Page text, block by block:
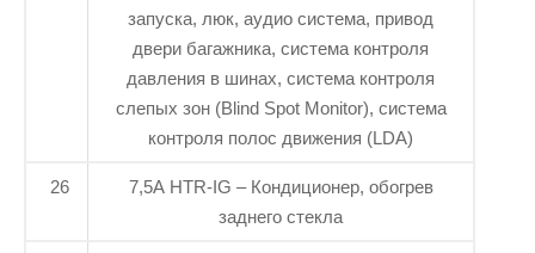
запуска, люк, аудио система, привод
двери багажника, система контроля
давления в шинах, система контроля
слепых зон (Blind Spot Monitor), система
контроля полос движения (LDA)
26
7,5A HTR-IG – Кондиционер, обогрев
заднего стекла